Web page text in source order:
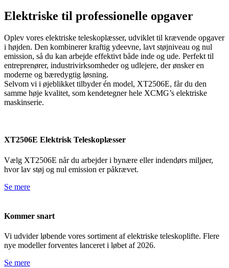
Elektriske til professionelle opgaver
Oplev vores elektriske teleskoplæsser, udviklet til krævende opgaver
i højden. Den kombinerer kraftig ydeevne, lavt støjniveau og nul
emission, så du kan arbejde effektivt både inde og ude. Perfekt til
entreprenører, industrivirksomheder og udlejere, der ønsker en
moderne og bæredygtig løsning.
Selvom vi i øjeblikket tilbyder én model, XT2506E, får du den
samme høje kvalitet, som kendetegner hele XCMG’s elektriske
maskinserie.
XT2506E Elektrisk Teleskoplæsser
Vælg XT2506E når du arbejder i bynære eller indendørs miljøer,
hvor lav støj og nul emission er påkrævet.
Se mere
Kommer snart
Vi udvider løbende vores sortiment af elektriske teleskoplifte. Flere
nye modeller forventes lanceret i løbet af 2026.
Se mere